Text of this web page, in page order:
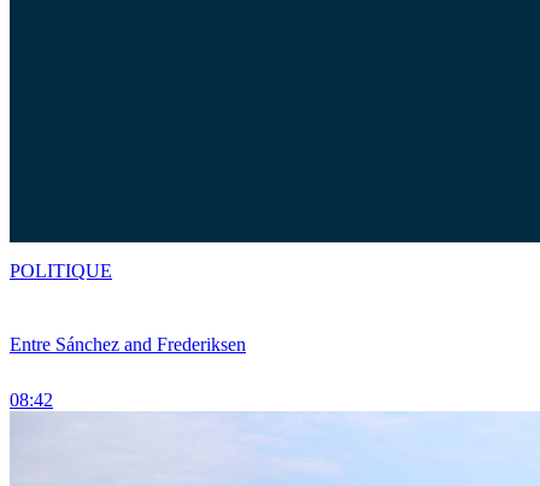
Entre Sánchez and Frederiksen
08:42
POLITIQUE